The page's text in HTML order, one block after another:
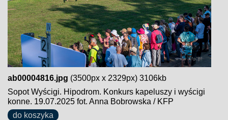
ab00004816.jpg (3500px x 2329px) 3106kb
Sopot Wyścigi. Hipodrom. Konkurs kapeluszy i wyścigi
konne. 19.07.2025 fot. Anna Bobrowska / KFP
do koszyka